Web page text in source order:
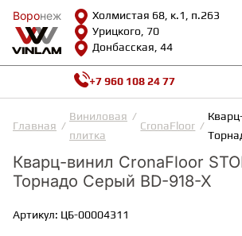
Воронеж
Холмистая 68, к.1, п.263
Урицкого, 70
Донбасская, 44
Воронеж
КАТАЛОГ
Возврат и гарантии
Сотрудничество
Видеообзоры
ВИНИЛОВАЯ
ЛАМИНАТ
+7 960 108 24 77
Главная
Виниловая
плитка
CronaFloor
Кварц-винил CronaFloor
Торнадо Серый BD-918-X
Артикул: ЦБ-00004311